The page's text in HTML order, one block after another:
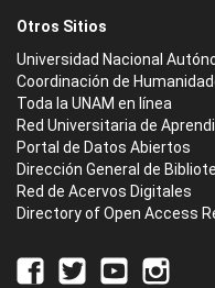
Otros Sitios
Universidad Nacional
Coordinación de
Toda la UNAM en línea
Red Universitaria de
Portal de Datos Abiertos
Dirección General de
Red de Acervos Digitales
Directory of Open Access